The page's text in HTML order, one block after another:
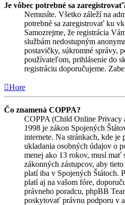
Je vôbec potrebné sa
Nemusíte. Všetko záleží na
potrebné sa zaregistrovať ku
Samozrejme, že registrácia
službám nedostupným
postavičky, súkromné správy,
používateľom, prihlásenie do
registráciu doporučujeme.
Hore
Čo znamená COPPA?
COPPA (Child Online Privacy
1998 je zákon Spojených
internete. Na stránkach, kde je
ukladania osobných údajov o
menej ako 13 rokov, musí mať
zákonných zástupcov, aby
platí iba v Spojených Štátoch.
platí aj na vašom fóre,
právneho poradcu, phpBB
poskytovať právnu podporu v